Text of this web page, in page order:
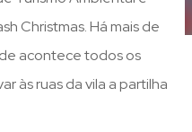
Christmas. Há mais de
acontece todos os
às ruas da vila a partilha